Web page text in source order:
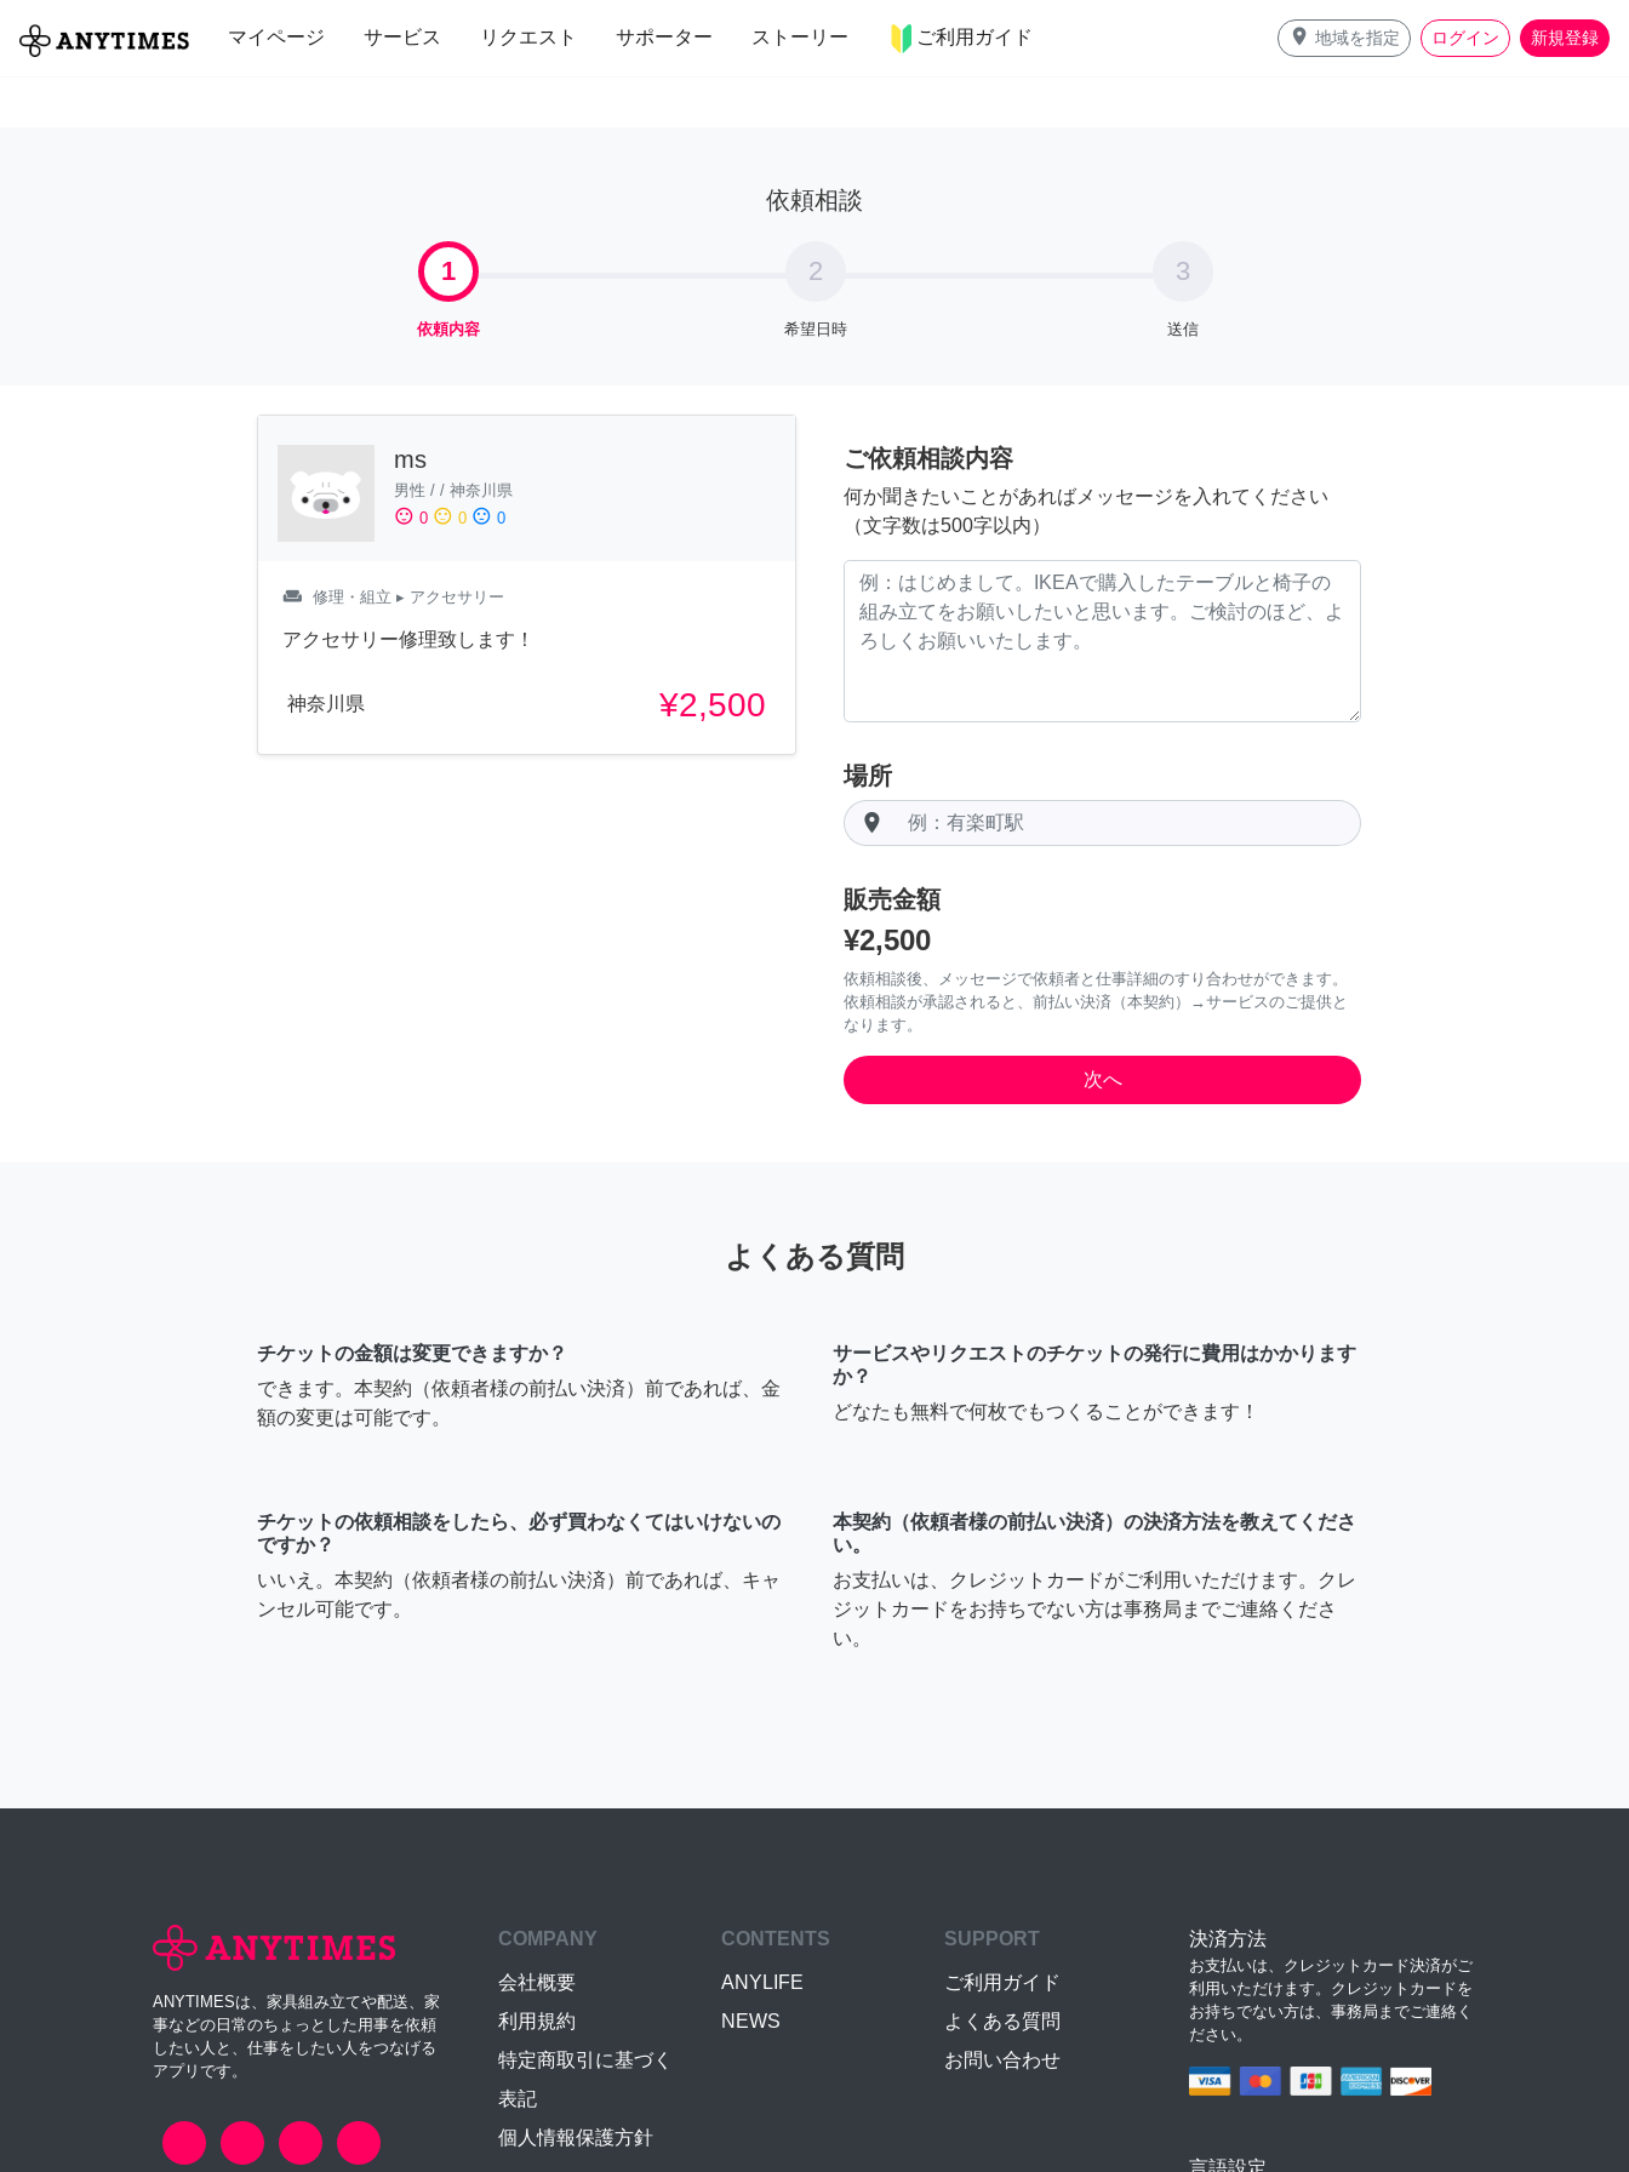
マイページ サービス リクエスト サポーター ストーリー ご利用ガイド place 地域を指定 ログイン 新規登録
全て 修理・組立 家事 引っ越し インテリア 趣味・習い事 ペット 料理
依頼相談
1
依頼内容
2
希望日時
3
送信
ms
男性 / / 神奈川県
sentiment_satisfied 0 sentiment_neutral 0 sentiment_dissatisfied 0
weekend 修理・組立 ▸ アクセサリー
アクセサリー修理致します！
神奈川県 ¥2,500
ご依頼相談内容
何か聞きたいことがあればメッセージを入れてください
（文字数は500字以内）
場所
room
販売金額
¥2,500
依頼相談後、メッセージで依頼者と仕事詳細のすり合わせができます。
依頼相談が承認されると、前払い決済（本契約）→サービスのご提供と
なります。
よくある質問
チケットの金額は変更できますか？
できます。本契約（依頼者様の前払い決済）前であれば、金
額の変更は可能です。
サービスやリクエストのチケットの発行に費用はかかります
か？
どなたも無料で何枚でもつくることができます！
チケットの依頼相談をしたら、必ず買わなくてはいけないの
ですか？
いいえ。本契約（依頼者様の前払い決済）前であれば、キャ
ンセル可能です。
本契約（依頼者様の前払い決済）の決済方法を教えてくださ
い。
お支払いは、クレジットカードがご利用いただけます。クレ
ジットカードをお持ちでない方は事務局までご連絡くださ
い。
ANYTIMESは、家具組み立てや配送、家
事などの日常のちょっとした用事を依頼
したい人と、仕事をしたい人をつなげる
アプリです。
COMPANY
会社概要
利用規約
特定商取引に基づく
表記
個人情報保護方針
CONTENTS
ANYLIFE
NEWS
SUPPORT
ご利用ガイド
よくある質問
お問い合わせ
決済方法
お支払いは、クレジットカード決済がご
利用いただけます。クレジットカードを
お持ちでない方は、事務局までご連絡く
ださい。
言語設定